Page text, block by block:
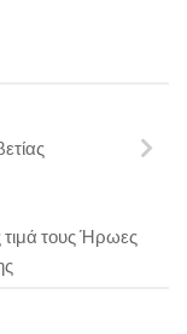
τους Ήρωες